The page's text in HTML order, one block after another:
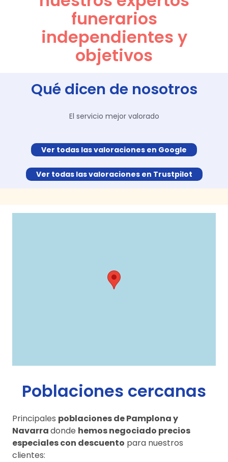
funerarios
independientes y
objetivos
Qué dicen de nosotros
El servicio mejor valorado
Ver todas las valoraciones en Google
Ver todas las valoraciones en Trustpilot
Poblaciones cercanas
Principales poblaciones de Pamplona y
Navarradonde hemos negociado precios
especiales con descuento para nuestros
clientes: